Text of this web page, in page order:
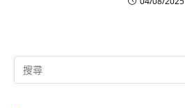
Search
for: